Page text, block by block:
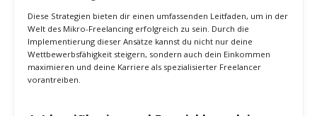
Nutzung von Mikro-Freelancing-Plattformen: Wie du die
richtigen Plattformen auswählst und nutzt, um spezifische,
zielgerichtete Aufträge zu erhalten.
Aufbau und Pflege eines starken Netzwerks: Die
Bedeutung des Netzwerkens und wie du langfristige